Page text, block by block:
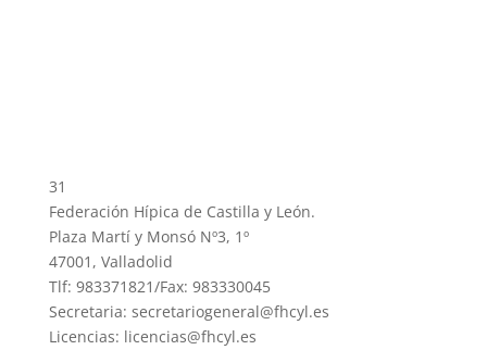
31
Federación Hípica de Castilla y León.
Plaza Martí y Monsó Nº3, 1º
47001, Valladolid
Tlf: 983371821/Fax: 983330045
Secretaria: secretariogeneral@fhcyl.es
Licencias: licencias@fhcyl.es